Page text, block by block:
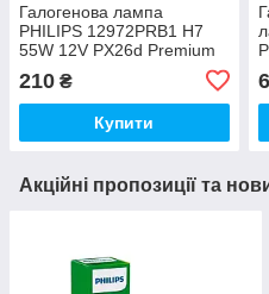
Галогенова лампа
PHILIPS 12972PRB1 H7
55W 12V PX26d Premium
210 ₴
Купити
Акційні пропозиції та